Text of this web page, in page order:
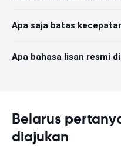
Apa saja batas
Apa bahasa lisan resmi
Belarus
diajukan